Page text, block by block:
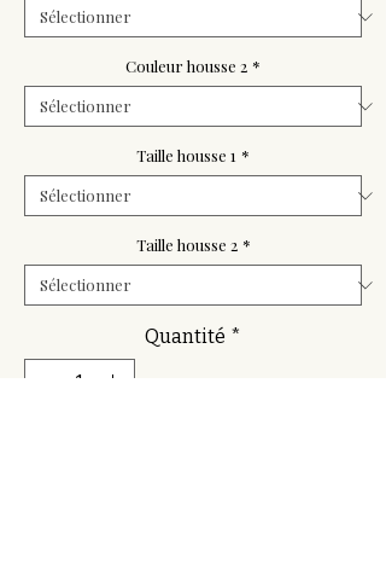
Couleur housse 2 *
Taille housse 1 *
Taille housse 2 *
Quantité *